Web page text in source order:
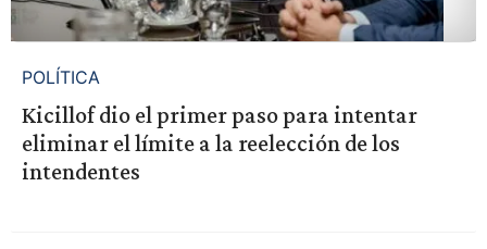
POLÍTICA
Kicillof dio el primer paso para intentar
eliminar el límite a la reelección de los
intendentes